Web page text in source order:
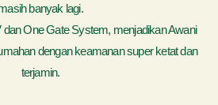
banyak lagi.
One Gate System, menjadikan Awani
dengan keamanan super ketat dan
terjamin.